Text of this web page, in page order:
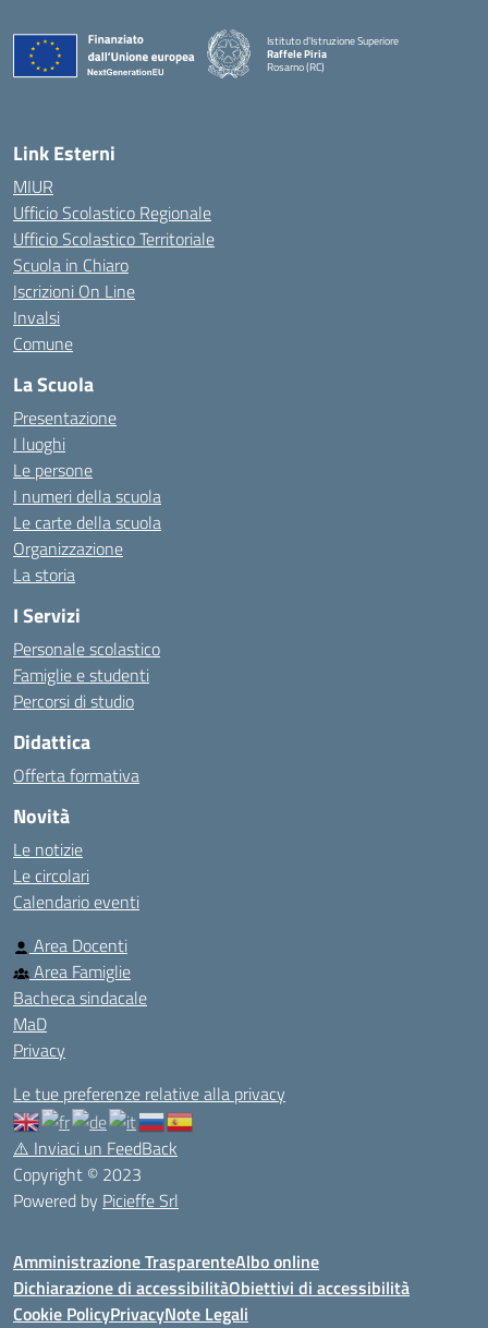
Istituto d'Istruzione Superiore
Raffele Piria
Rosarno (RC)
Link Esterni
MIUR
Ufficio Scolastico Regionale
Ufficio Scolastico Territoriale
Scuola in Chiaro
Iscrizioni On Line
Invalsi
Comune
La Scuola
Presentazione
I luoghi
Le persone
I numeri della scuola
Le carte della scuola
Organizzazione
La storia
I Servizi
Personale scolastico
Famiglie e studenti
Percorsi di studio
Didattica
Offerta formativa
Novità
Le notizie
Le circolari
Calendario eventi
Area Docenti
Area Famiglie
Bacheca sindacale
MaD
Privacy
Le tue preferenze relative alla privacy
⚠️ Inviaci un FeedBack
Copyright © 2023
Powered by Picieffe Srl
Amministrazione TrasparenteAlbo online
Dichiarazione di accessibilitàObiettivi di accessibilità
Cookie PolicyPrivacyNote Legali